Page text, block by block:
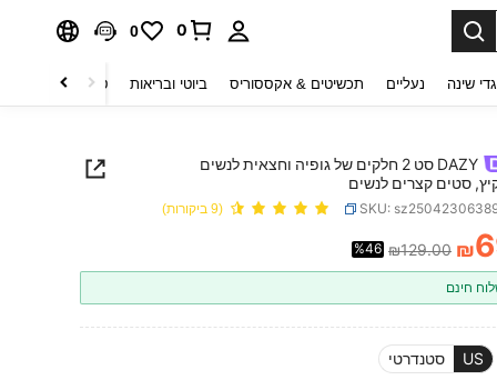
0
0
שינה נעליים תכשיטים & אקססוריס ביוטי ובריאות טקסטיל לבית
DAZY סט 2 חלקים של גופיה וחצאית לנשים
סטים קצרים לנשים
SKU: (9 ביקורות)
PRICE AND ₪
₪129.00
%46
חינם
US סטנדרטי